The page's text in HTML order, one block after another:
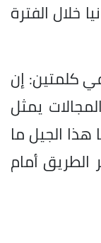
خلال الفترة
كلمتين: إن
يمثل
هذا الجيل ما
الطريق أمام